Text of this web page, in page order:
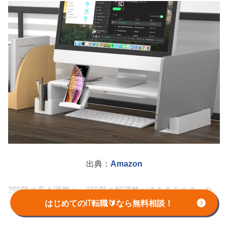
はじめてのIT転職🔰なら無料相談！
出典： Amazon
2段階の高さ調整と、3段階の幅調整ができるモニター台
です。